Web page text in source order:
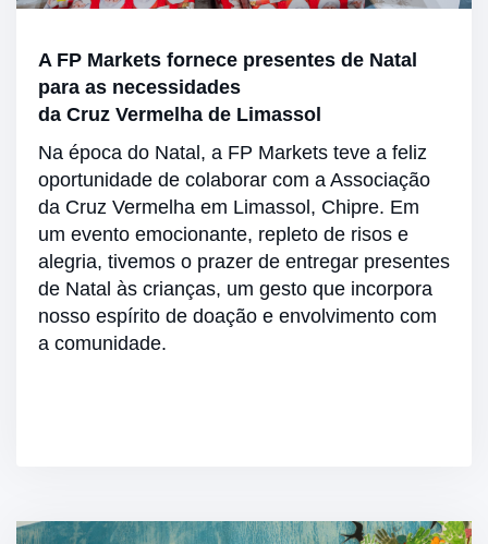
A FP Markets fornece presentes de Natal
para as necessidades
da Cruz Vermelha de Limassol
Na época do Natal, a FP Markets teve a feliz
oportunidade de colaborar com a Associação
da Cruz Vermelha em Limassol, Chipre. Em
um evento emocionante, repleto de risos e
alegria, tivemos o prazer de entregar presentes
de Natal às crianças, um gesto que incorpora
nosso espírito de doação e envolvimento com
a comunidade.